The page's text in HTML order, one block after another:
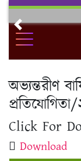
Skip
contentPrevious
অভ্যন্তরীণ
Click For
Download